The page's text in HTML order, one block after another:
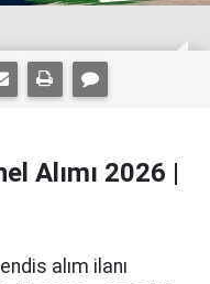
Alımı 2026 |
alım ilanı